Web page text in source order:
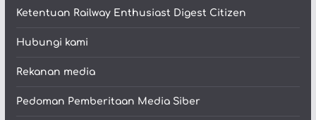
Ketentuan Railway Enthusiast Digest Citizen
Hubungi kami
Rekanan media
Pedoman Pemberitaan Media Siber